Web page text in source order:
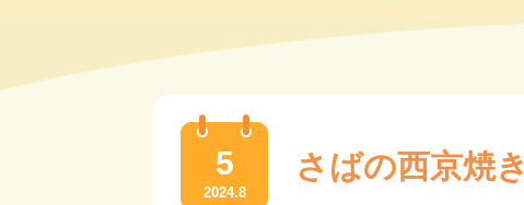
5
2024.8
さばの西京焼き